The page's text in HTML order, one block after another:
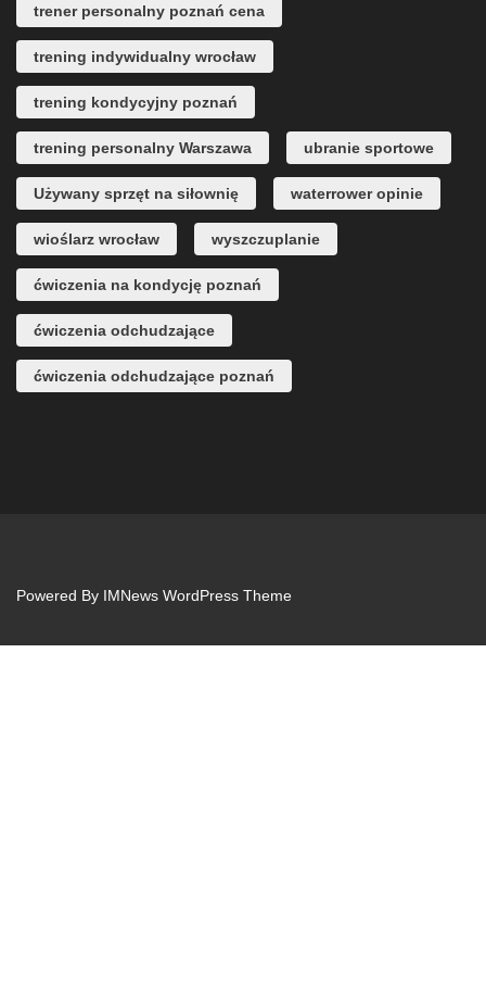
trener personalny poznań cena
trening indywidualny wrocław
trening kondycyjny poznań
trening personalny Warszawa ubranie sportowe
Używany sprzęt na siłownię waterrower opinie
wioślarz wrocław wyszczuplanie
ćwiczenia na kondycję poznań
ćwiczenia odchudzające
ćwiczenia odchudzające poznań
Powered By IMNews WordPress Theme